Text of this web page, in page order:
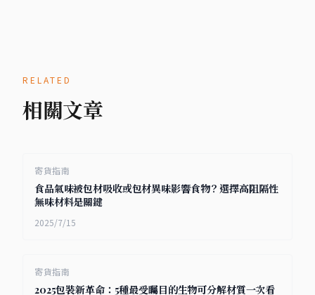
RELATED
相關文章
寄貨指南
食品氣味被包材吸收或包材異味影響食物？選擇高阻隔性
無味材料是關鍵
2025/7/15
寄貨指南
2025包裝新革命：5種最受矚目的生物可分解材質一次看